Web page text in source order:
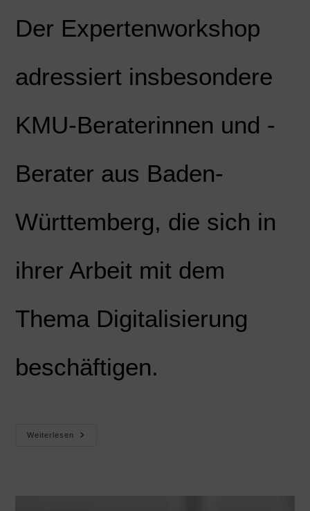
Der Expertenworkshop
adressiert insbesondere
KMU-Beraterinnen und -
Berater aus Baden-
Württemberg, die sich in
ihrer Arbeit mit dem
Thema Digitalisierung
beschäftigen.
Weiterlesen